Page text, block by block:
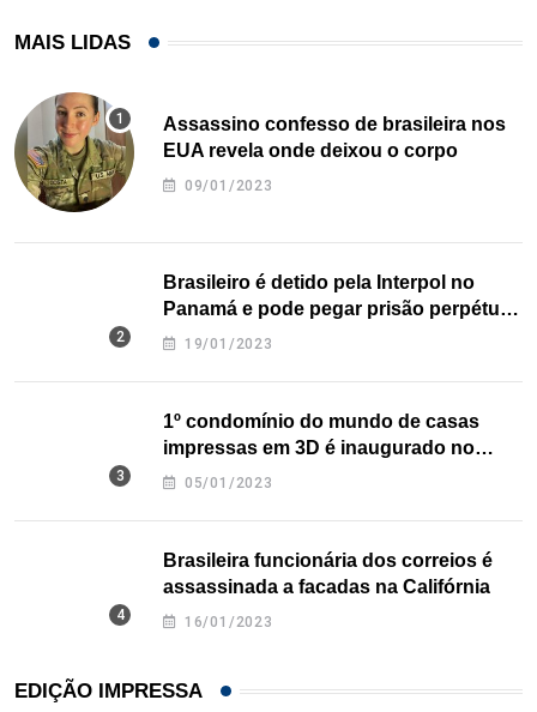
MAIS LIDAS
Assassino confesso de brasileira nos
EUA revela onde deixou o corpo
09/01/2023
Brasileiro é detido pela Interpol no
Panamá e pode pegar prisão perpétua
nos EUA
19/01/2023
1º condomínio do mundo de casas
impressas em 3D é inaugurado no
Texas
05/01/2023
Brasileira funcionária dos correios é
assassinada a facadas na Califórnia
16/01/2023
EDIÇÃO IMPRESSA